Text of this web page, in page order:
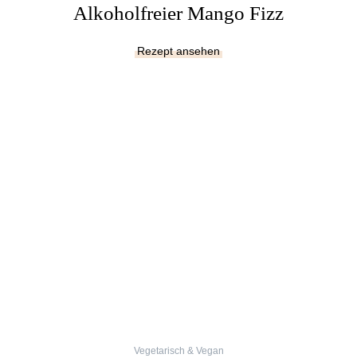
Alkoholfreier Mango Fizz
Rezept ansehen
Vegetarisch & Vegan